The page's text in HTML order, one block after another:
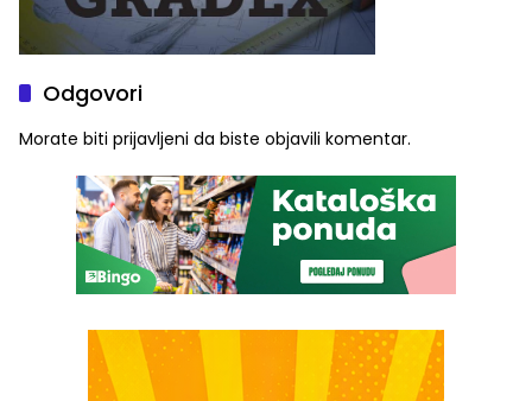
Odgovori
Morate biti prijavljeni da biste objavili komentar.